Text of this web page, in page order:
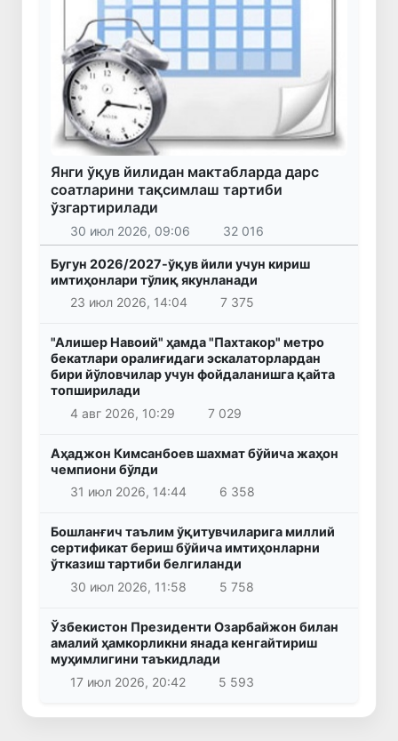
Янги ўқув йилидан мактабларда дарс
соатларини тақсимлаш тартиби
ўзгартирилади
30 июл 2026, 09:06 32 016
Бугун 2026/2027-ўқув йили учун кириш
имтиҳонлари тўлиқ якунланади
23 июл 2026, 14:04
7 375
"Алишер Навоий" ҳамда "Пахтакор" метро
бекатлари оралиғидаги эскалаторлардан
бири йўловчилар учун фойдаланишга қайта
топширилади
4 авг 2026, 10:29
7 029
Аҳаджон Кимсанбоев шахмат бўйича жаҳон
чемпиони бўлди
31 июл 2026, 14:44
6 358
Бошланғич таълим ўқитувчиларига миллий
сертификат бериш бўйича имтиҳонларни
ўтказиш тартиби белгиланди
30 июл 2026, 11:58
5 758
Ўзбекистон Президенти Озарбайжон билан
амалий ҳамкорликни янада кенгайтириш
муҳимлигини таъкидлади
17 июл 2026, 20:42
5 593